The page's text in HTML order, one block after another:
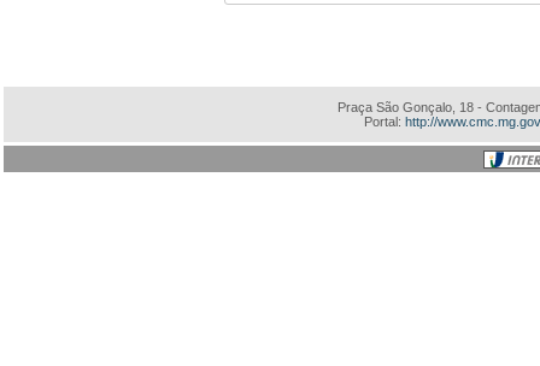
Praça São Gonçalo, 18 -
Portal: http://